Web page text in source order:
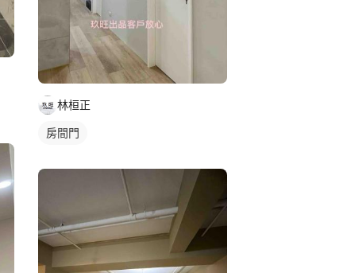
林桓正
房間門